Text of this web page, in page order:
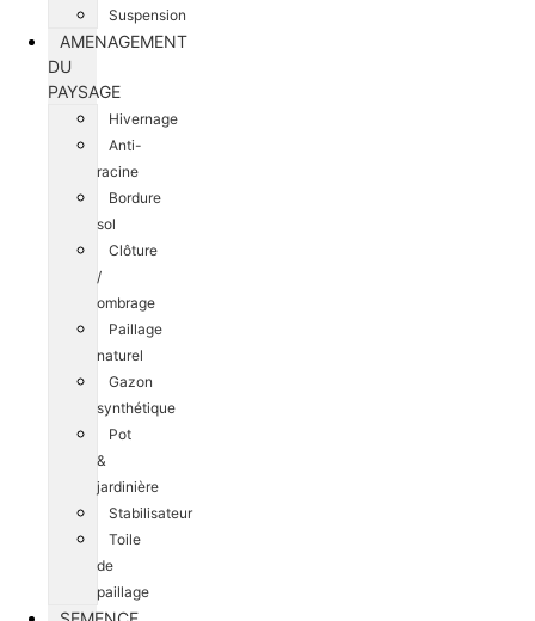
Suspension
AMENAGEMENT
DU
PAYSAGE
Hivernage
Anti-
racine
Bordure
sol
Clôture
/
ombrage
Paillage
naturel
Gazon
synthétique
Pot
&
jardinière
Stabilisateur
Toile
de
paillage